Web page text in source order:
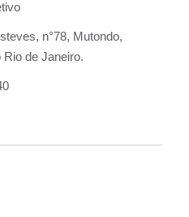
n°78, Mutondo,
de Janeiro.